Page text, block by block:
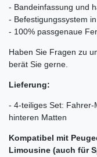
- Bandeinfassung und
- Befestigungssystem
- 100% passgenaue
Haben Sie Fragen zu
berät Sie gerne.
Lieferung:
- 4-teiliges Set:
hinteren Matten
Kompatibel mit
Limousine (auch für